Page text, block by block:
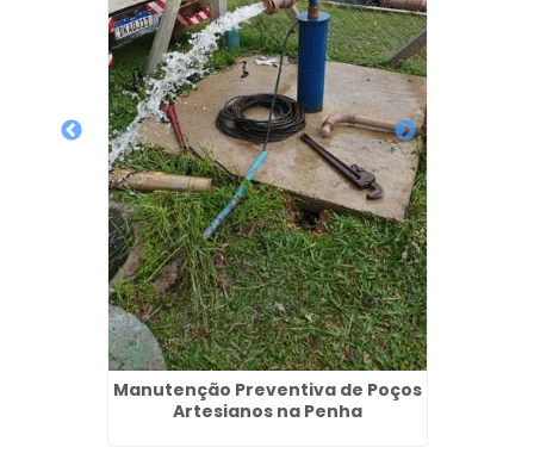
Manutenção Preventiva de Poços
Artesianos na Penha